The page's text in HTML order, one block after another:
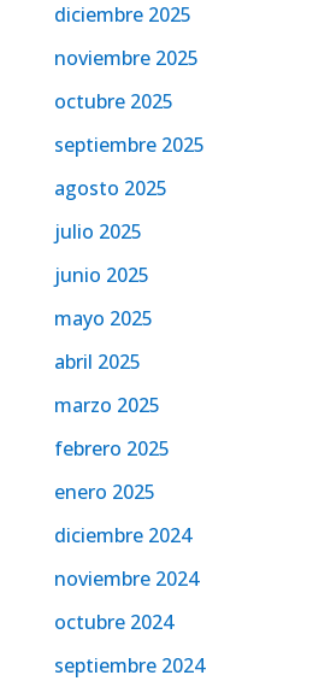
diciembre 2025
noviembre 2025
octubre 2025
septiembre 2025
agosto 2025
julio 2025
junio 2025
mayo 2025
abril 2025
marzo 2025
febrero 2025
enero 2025
diciembre 2024
noviembre 2024
octubre 2024
septiembre 2024